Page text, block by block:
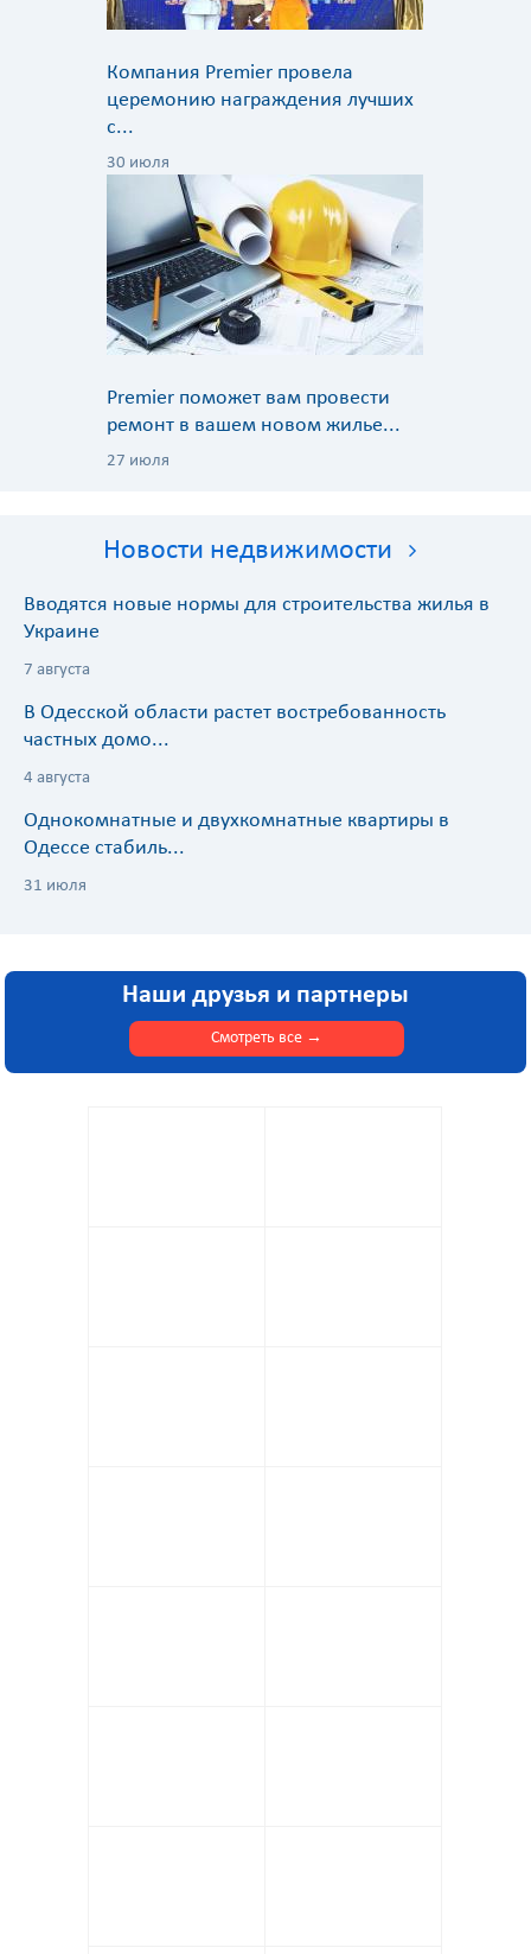
Компания Premier провела
церемонию награждения лучших
с...
30 июля
Premier поможет вам провести
ремонт в вашем новом жилье...
27 июля
Новости недвижимости
Вводятся новые нормы для строительства жилья в
Украине
7 августа
В Одесской области растет востребованность
частных домо...
4 августа
Однокомнатные и двухкомнатные квартиры в
Одессе стабиль...
31 июля
Наши друзья и партнеры
Смотреть все →